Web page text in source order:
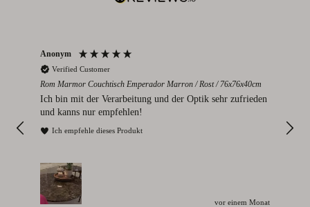
Anonym
Verified Customer
Rom Marmor Couchtisch Emperador Marron / Rost / 76x76x40cm
Ich bin mit der Verarbeitung und der Optik sehr zufrieden
und kanns nur empfehlen!
Ich empfehle dieses Produkt
vor einem Monat